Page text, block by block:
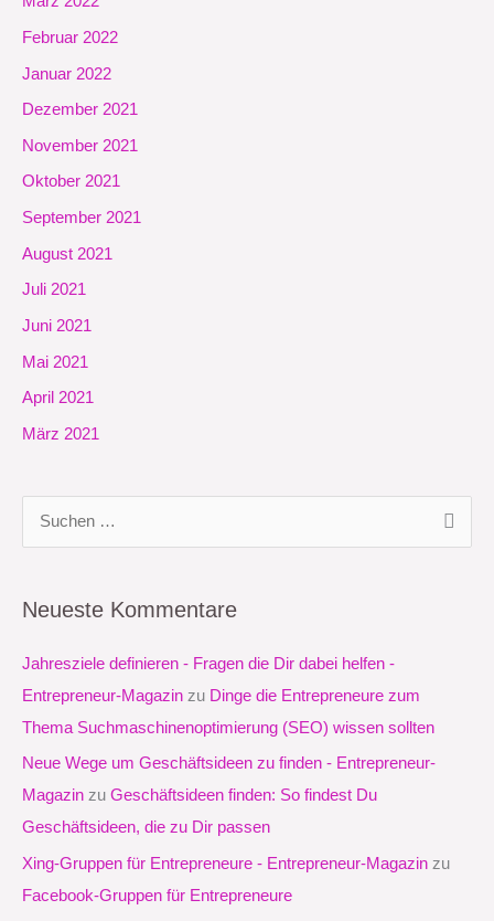
Februar 2022
Januar 2022
Dezember 2021
November 2021
Oktober 2021
September 2021
August 2021
Juli 2021
Juni 2021
Mai 2021
April 2021
März 2021
h
e
n
n
Neueste Kommentare
Jahresziele definieren - Fragen die Dir dabei helfen -
Entrepreneur-Magazin zu Dinge die Entrepreneure zum
Thema Suchmaschinenoptimierung (SEO) wissen sollten
Neue Wege um Geschäftsideen zu finden - Entrepreneur-
Magazin zu Geschäftsideen finden: So findest Du
Geschäftsideen, die zu Dir passen
Xing-Gruppen für Entrepreneure - Entrepreneur-Magazin zu
Facebook-Gruppen für Entrepreneure